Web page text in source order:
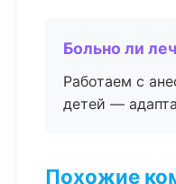
Больно ли
Работаем с
детей —
Похожие